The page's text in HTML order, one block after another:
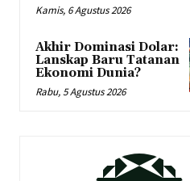
Kamis, 6 Agustus 2026
Akhir Dominasi Dolar:
Lanskap Baru Tatanan
Ekonomi Dunia?
Rabu, 5 Agustus 2026